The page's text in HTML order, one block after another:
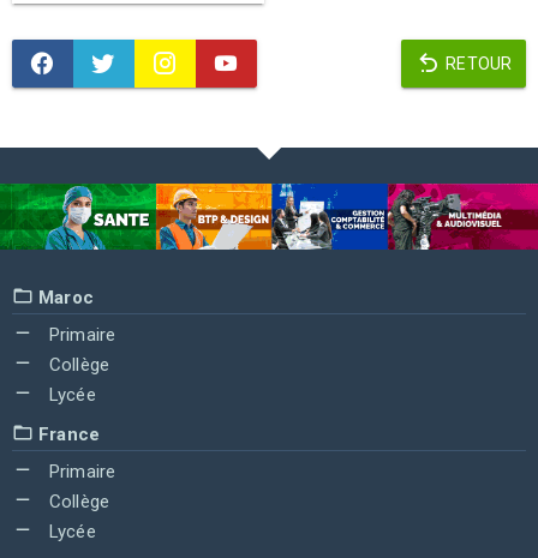
RETOUR
Maroc
Primaire
Collège
Lycée
France
Primaire
Collège
Lycée